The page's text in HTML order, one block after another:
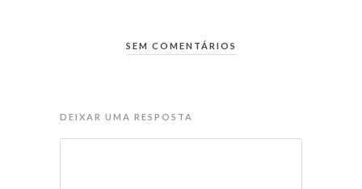
SEM COMENTÁRIOS
DEIXAR UMA RESPOSTA